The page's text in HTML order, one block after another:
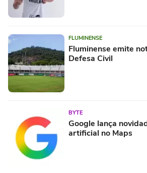
FLUMINENSE
Fluminense emite
Defesa Civil
BYTE
Google lança
artificial no Maps